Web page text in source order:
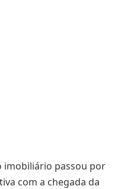
imobiliário passou por
com a chegada da